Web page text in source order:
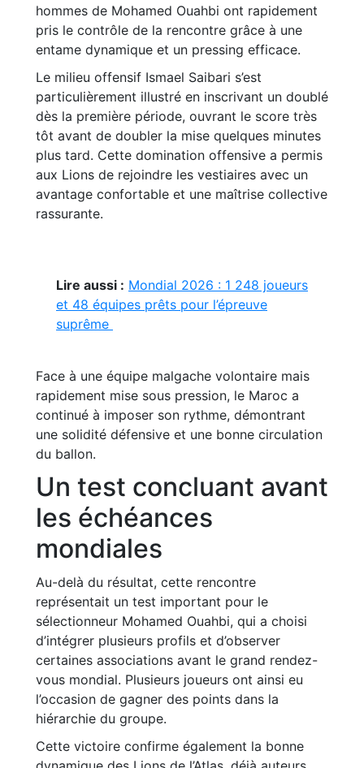
hommes de Mohamed Ouahbi ont rapidement
pris le contrôle de la rencontre grâce à une
entame dynamique et un pressing efficace.
Le milieu offensif Ismael Saibari s’est
particulièrement illustré en inscrivant un doublé
dès la première période, ouvrant le score très
tôt avant de doubler la mise quelques minutes
plus tard. Cette domination offensive a permis
aux Lions de rejoindre les vestiaires avec un
avantage confortable et une maîtrise collective
rassurante.
Lire aussi : Mondial 2026 : 1 248 joueurs
et 48 équipes prêts pour l’épreuve
suprême
Face à une équipe malgache volontaire mais
rapidement mise sous pression, le Maroc a
continué à imposer son rythme, démontrant
une solidité défensive et une bonne circulation
du ballon.
Un test concluant avant
les échéances
mondiales
Au-delà du résultat, cette rencontre
représentait un test important pour le
sélectionneur Mohamed Ouahbi, qui a choisi
d’intégrer plusieurs profils et d’observer
certaines associations avant le grand rendez-
vous mondial. Plusieurs joueurs ont ainsi eu
l’occasion de gagner des points dans la
hiérarchie du groupe.
Cette victoire confirme également la bonne